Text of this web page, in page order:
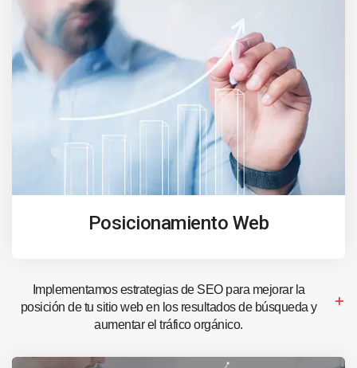
Posicionamiento Web
Implementamos estrategias de SEO para mejorar la
posición de tu sitio web en los resultados de búsqueda y
aumentar el tráfico orgánico.